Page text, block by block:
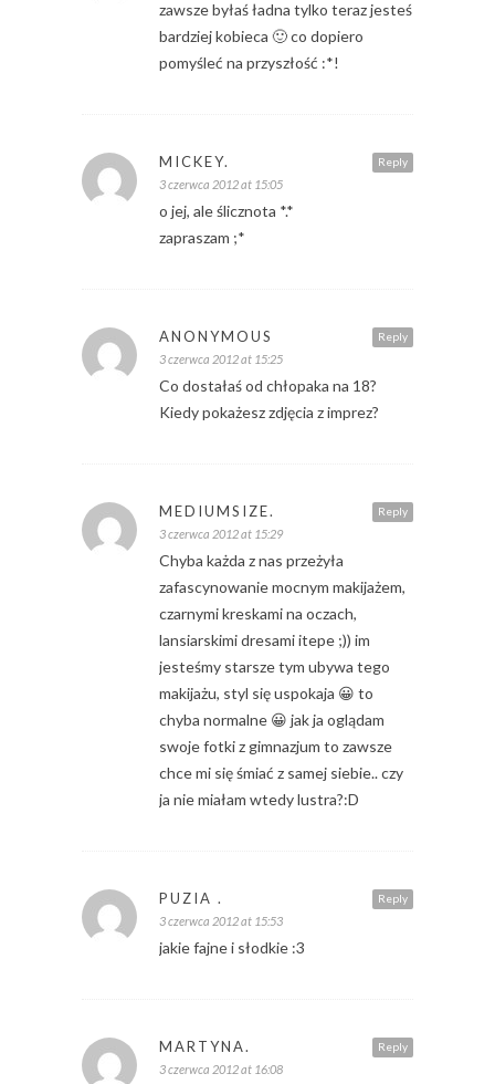
zawsze byłaś ładna tylko teraz jesteś
bardziej kobieca 🙂 co dopiero
pomyśleć na przyszłość :*!
Reply
MICKEY.
3 czerwca 2012 at 15:05
o jej, ale ślicznota *.*
zapraszam ;*
Reply
ANONYMOUS
3 czerwca 2012 at 15:25
Co dostałaś od chłopaka na 18?
Kiedy pokażesz zdjęcia z imprez?
Reply
MEDIUMSIZE.
3 czerwca 2012 at 15:29
Chyba każda z nas przeżyła
zafascynowanie mocnym makijażem,
czarnymi kreskami na oczach,
lansiarskimi dresami itepe ;)) im
jesteśmy starsze tym ubywa tego
makijażu, styl się uspokaja 😀 to
chyba normalne 😀 jak ja oglądam
swoje fotki z gimnazjum to zawsze
chce mi się śmiać z samej siebie.. czy
ja nie miałam wtedy lustra?:D
Reply
PUZIA .
3 czerwca 2012 at 15:53
jakie fajne i słodkie :3
Reply
MARTYNA.
3 czerwca 2012 at 16:08